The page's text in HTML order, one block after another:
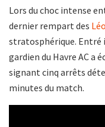
Lors du choc intense
dernier rempart des
stratosphérique. Entré
gardien du Havre AC a
signant cinq arrêts
minutes du match.